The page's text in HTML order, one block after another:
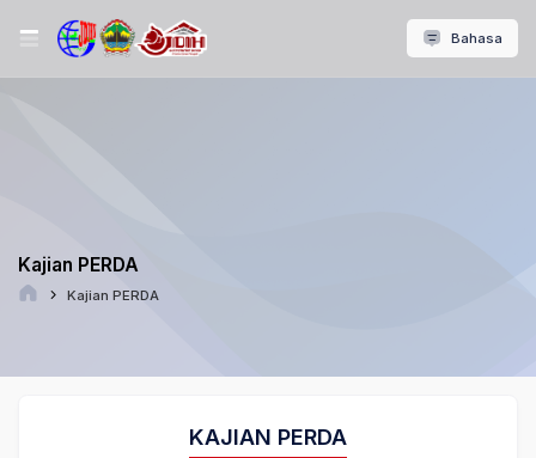
Bahasa
Kajian PERDA
Kajian PERDA
KAJIAN PERDA